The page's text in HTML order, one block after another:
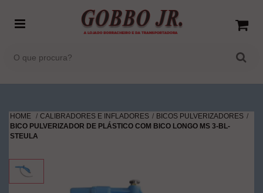
HOME CALIBRADORES E INFLADORES
BICOS PULVERIZADORES
BICO PULVERIZADOR DE PLÁSTICO COM BICO LONGO MS 3-BL-
STEULA